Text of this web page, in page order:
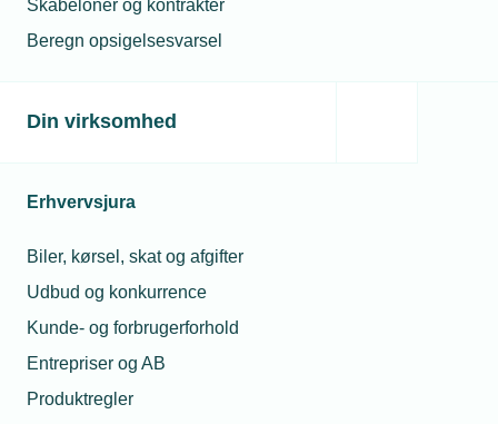
Skabeloner og kontrakter
Beregn opsigelsesvarsel
Din virksomhed
Erhvervsjura
Biler, kørsel, skat og afgifter
Udbud og konkurrence
Kunde- og forbrugerforhold
Entrepriser og AB
Produktregler
15:05-15:20Finnish metal- and mechanical
engineering industry
Trends and the future prospects of the industry in
15:20-15:35
Speaker: Meyer Turku, Purchasing Department
(name TBC)
Requirements from subcontractors – what kind
Speaker: Embassy of Denmark in Finland – how